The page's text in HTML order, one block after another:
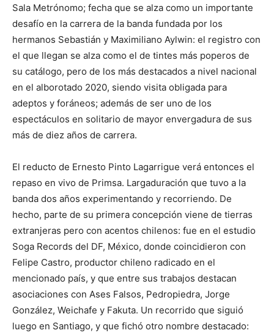
Sala Metrónomo; fecha que se alza como un importante
desafío en la carrera de la banda fundada por los
hermanos Sebastián y Maximiliano Aylwin: el registro con
el que llegan se alza como el de tintes más poperos de
su catálogo, pero de los más destacados a nivel nacional
en el alborotado 2020, siendo visita obligada para
adeptos y foráneos; además de ser uno de los
espectáculos en solitario de mayor envergadura de sus
más de diez años de carrera.
El reducto de Ernesto Pinto Lagarrigue verá entonces el
repaso en vivo de Primsa. Largaduración que tuvo a la
banda dos años experimentando y recorriendo. De
hecho, parte de su primera concepción viene de tierras
extranjeras pero con acentos chilenos: fue en el estudio
Soga Records del DF, México, donde coincidieron con
Felipe Castro, productor chileno radicado en el
mencionado país, y que entre sus trabajos destacan
asociaciones con Ases Falsos, Pedropiedra, Jorge
González, Weichafe y Fakuta. Un recorrido que siguió
luego en Santiago, y que fichó otro nombre destacado: